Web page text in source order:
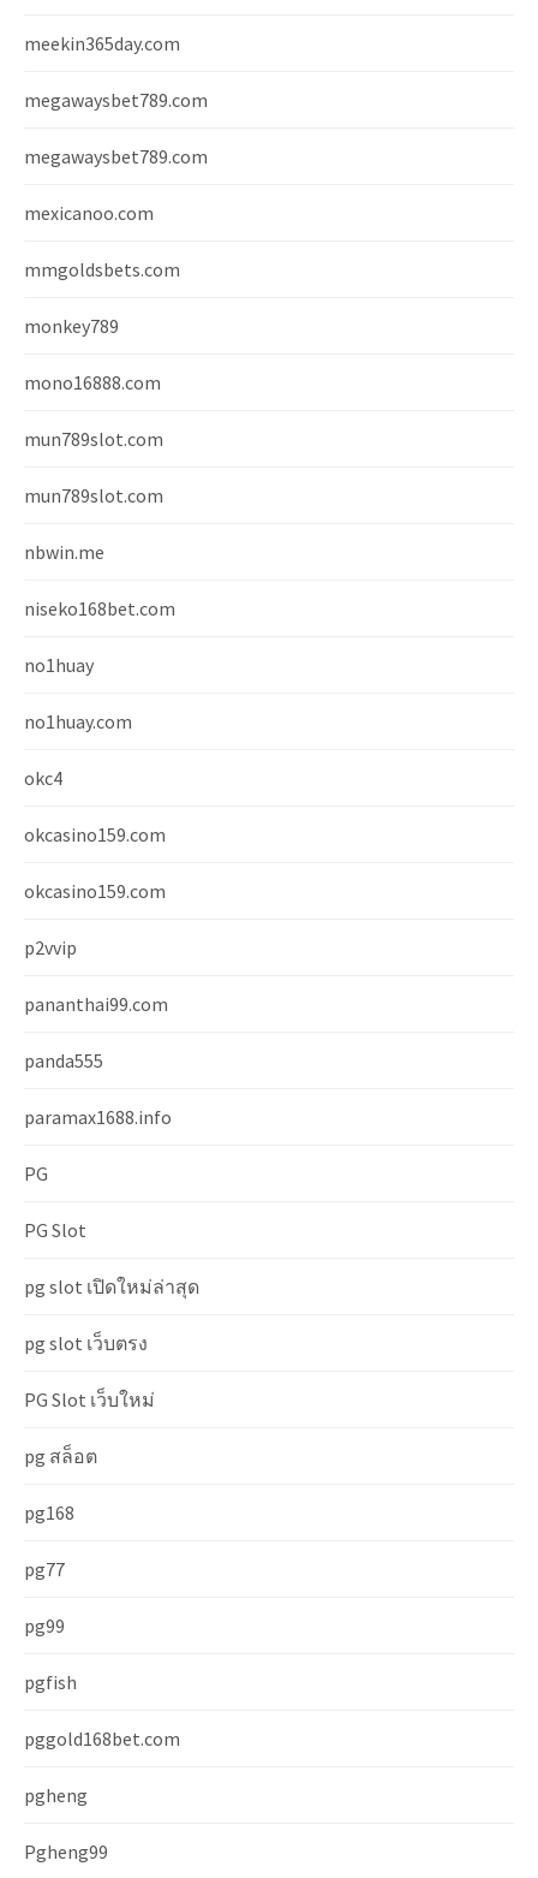
meekin365day.com
megawaysbet789.com
megawaysbet789.com
mexicanoo.com
mmgoldsbets.com
monkey789
mono16888.com
mun789slot.com
mun789slot.com
nbwin.me
niseko168bet.com
no1huay
no1huay.com
okc4
okcasino159.com
okcasino159.com
p2vvip
pananthai99.com
panda555
paramax1688.info
PG
PG Slot
pg slot เปิดใหม่ล่าสุด
pg slot เว็บตรง
PG Slot เว็บใหม่
pg สล็อต
pg168
pg77
pg99
pgfish
pggold168bet.com
pgheng
Pgheng99